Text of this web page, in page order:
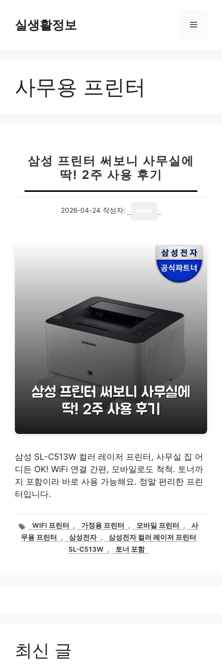
실생활정보 메
사무용 프린터
삼성 프린터 써보니 사무실에
딱! 2주 사용 후기
2026-04-24 작성자:
삼성 SL-C513W 컬러 레이저 프린터, 사무실 집 어
디든 OK! WiFi 연결 간편, 모바일로도 척척. 토너까
지 포함이라 바로 사용 가능해요. 정말 편리한 프린
터입니다.
태
그
WIFI 프린터 , 가정용 프린터 , 모바일 프린터 ,
사
무용 프린터
, 삼성전자 ,
삼성전자 컬러 레이저 프린터
SL-C513W , 토너 포함
최신 글